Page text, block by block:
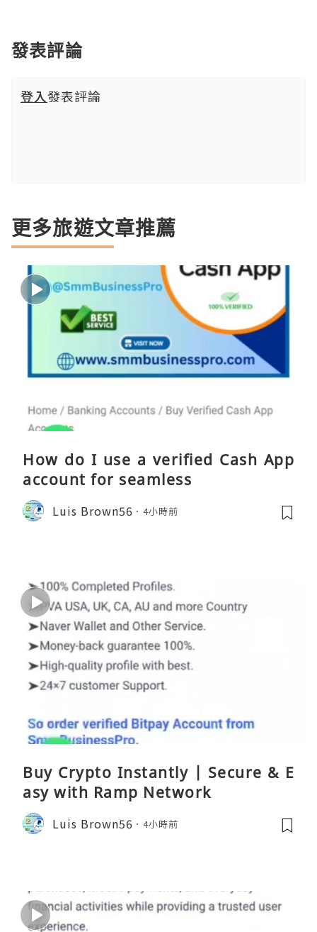
發表評論
登入發表評論
更多旅遊文章推薦
How do I use a verified Cash App
account for seamless
Luis Brown56 4小時前
Buy Crypto Instantly | Secure & E
asy with Ramp Network
Luis Brown56 4小時前